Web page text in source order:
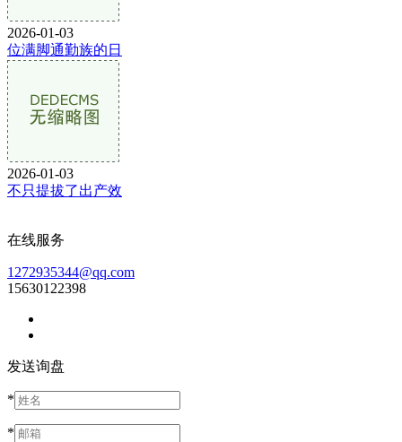
2026-01-03
位满脚通勤族的日
2026-01-03
不只提拔了出产效
在线服务
1272935344@qq.com
15630122398
发送询盘
*
*